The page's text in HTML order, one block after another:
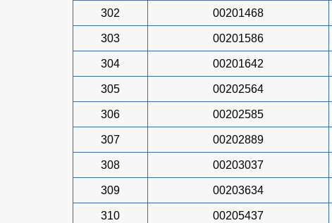
302 00201468
303 00201586
304 00201642
305 00202564
306 00202585
307 00202889
308 00203037
309 00203634
310 00205437